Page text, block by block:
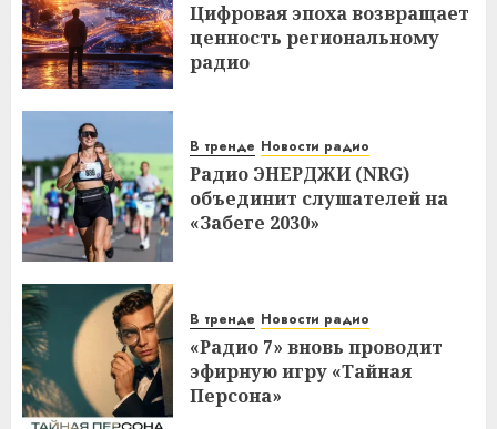
Цифровая эпоха возвращает
ценность региональному
радио
В тренде Новости радио
Радио ЭНЕРДЖИ (NRG)
объединит слушателей на
«Забеге 2030»
В тренде Новости радио
«Радио 7» вновь проводит
эфирную игру «Тайная
Персона»